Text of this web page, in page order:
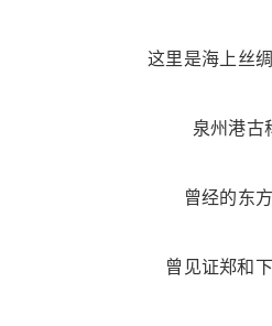
这里是海上丝
泉州港古
曾经的东
曾见证郑和